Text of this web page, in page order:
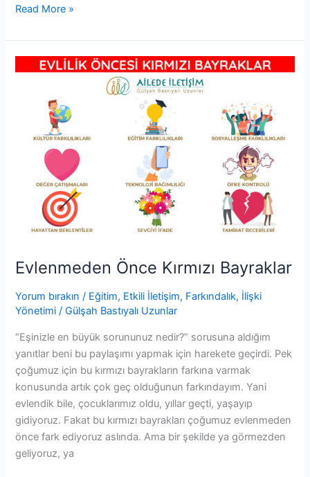
c
e
b
o
o
k
at
s
A
p
p
s
e
n
g
e
st
er e
dI
n
l
e
Read More »
Evlenmeden Önce Kırmızı Bayraklar
Yorum bırakın / Eğitim, Etkili İletişim, Farkındalık, İlişki
Yönetimi /Gülşah Bastıyalı Uzunlar
“Eşinizle en büyük sorununuz nedir?” sorusuna aldığım
yanıtlar beni bu paylaşımı yapmak için harekete geçirdi. Pek
çoğumuz için bu kırmızı bayrakların farkına varmak
konusunda artık çok geç olduğunun farkındayım. Yani
evlendik bile, çocuklarımız oldu, yıllar geçti, yaşayıp
gidiyoruz. Fakat bu kırmızı bayrakları çoğumuz evlenmeden
önce fark ediyoruz aslında. Ama bir şekilde ya görmezden
geliyoruz, ya
Evlenmeden
Bayraklar